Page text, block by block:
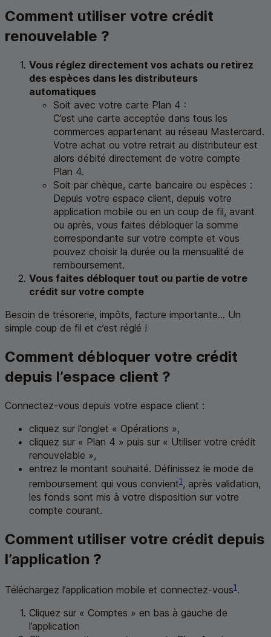
Comment utiliser votre crédit
renouvelable ?
Vous réglez directement vos achats ou retirez
des espèces dans les distributeurs
automatiques
Soit avec votre carte Plan 4 :
C’est une carte acceptée dans tous les
commerces appartenant au réseau Mastercard.
Votre achat ou votre retrait au distributeur est
alors débité directement de votre compte
Plan 4.
Soit par chèque, carte bancaire ou espèces :
Depuis votre espace client, depuis votre
application mobile ou en un coup de fil, avant
ou après, vous faites débloquer la somme
correspondante sur votre compte et vous
pouvez choisir la durée ou la mensualité de
remboursement.
Vous faites débloquer tout ou partie de votre
crédit sur votre compte
Besoin de trésorerie, impôts, facture importante... Un
simple coup de fil et c’est réglé !
Comment débloquer votre crédit
depuis l’espace client ?
Connectez-vous depuis votre espace client :
cliquez sur l’onglet « Opérations »,
cliquez sur « Plan 4 » puis sur « Utiliser votre crédit
renouvelable »,
entrez le montant souhaité. Définissez le mode de
remboursement qui vous convient1, après validation,
les fonds sont mis à votre disposition sur votre
compte courant.
Comment utiliser votre crédit depuis
l’application ?
Téléchargez l’application mobile et connectez-vous1.
Cliquez sur « Comptes » en bas à gauche de
l’application